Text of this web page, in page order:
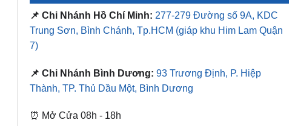
📌 Chi Nhánh Hồ Chí Minh: 277-279 Đường số 9A, KDC
Trung Sơn, Bình Chánh, Tp.HCM (giáp khu Him Lam Quận
7)
📌 Chi Nhánh Bình Dương: 93 Trương Định, P. Hiệp
Thành, TP. Thủ Dầu Một, Bình Dương
⏰ Mở Cửa 08h - 18h